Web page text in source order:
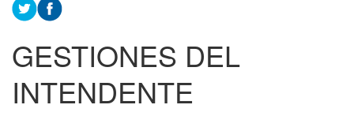
GESTIONES DEL
INTENDENTE